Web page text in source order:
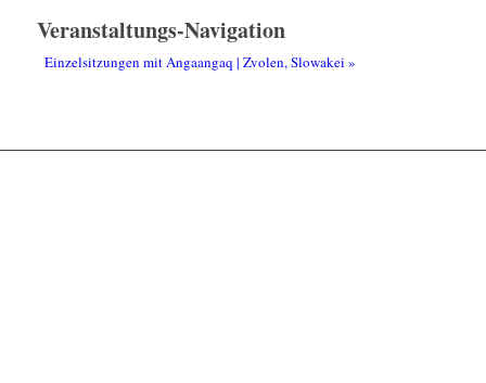
Veranstaltungs-Navigation
Einzelsitzungen mit Angaangaq | Zvolen, Slowakei »